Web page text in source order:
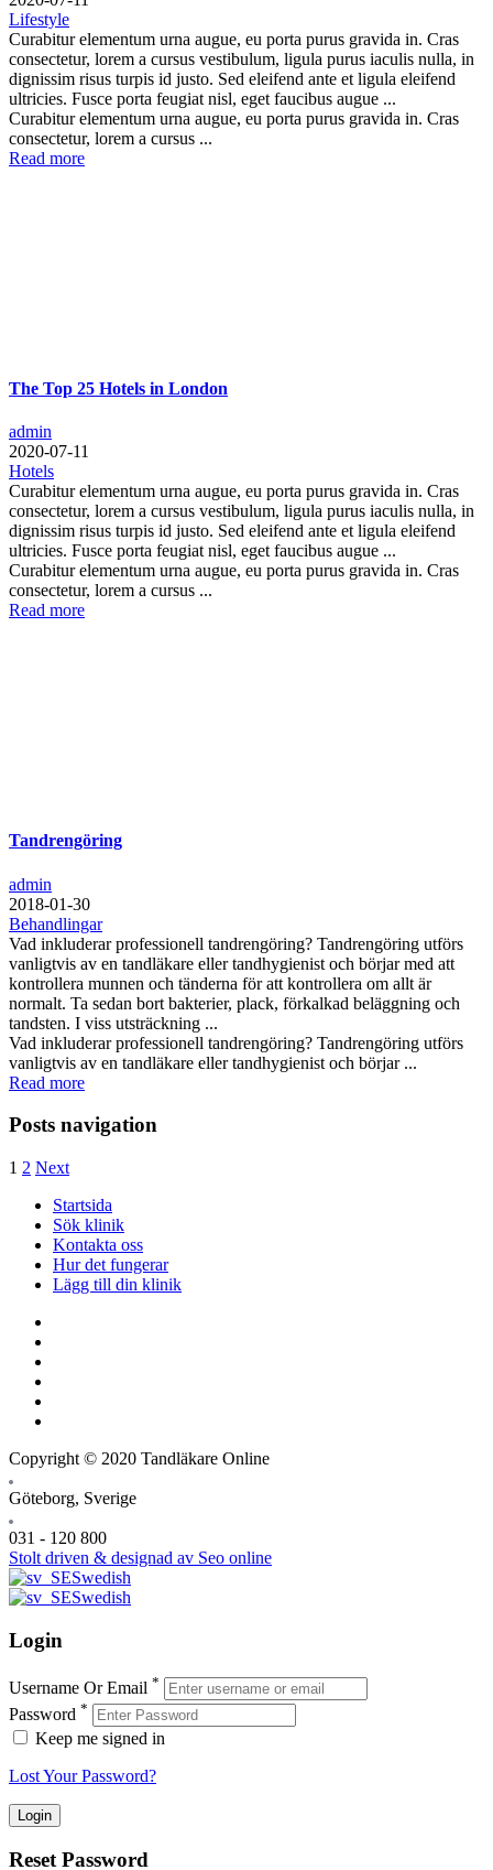
Lifestyle
Curabitur elementum urna augue, eu porta purus gravida in. Cras
consectetur, lorem a cursus vestibulum, ligula purus iaculis nulla, in
dignissim risus turpis id justo. Sed eleifend ante et ligula eleifend
ultricies. Fusce porta feugiat nisl, eget faucibus augue ...
Curabitur elementum urna augue, eu porta purus gravida in. Cras
consectetur, lorem a cursus ...
Read more
The Top 25 Hotels in London
admin
2020-07-11
Hotels
Curabitur elementum urna augue, eu porta purus gravida in. Cras
consectetur, lorem a cursus vestibulum, ligula purus iaculis nulla, in
dignissim risus turpis id justo. Sed eleifend ante et ligula eleifend
ultricies. Fusce porta feugiat nisl, eget faucibus augue ...
Curabitur elementum urna augue, eu porta purus gravida in. Cras
consectetur, lorem a cursus ...
Read more
Tandrengöring
admin
2018-01-30
Behandlingar
Vad inkluderar professionell tandrengöring? Tandrengöring utförs
vanligtvis av en tandläkare eller tandhygienist och börjar med att
kontrollera munnen och tänderna för att kontrollera om allt är
normalt. Ta sedan bort bakterier, plack, förkalkad beläggning och
tandsten. I viss utsträckning ...
Vad inkluderar professionell tandrengöring? Tandrengöring utförs
vanligtvis av en tandläkare eller tandhygienist och börjar ...
Read more
Posts navigation
1 2 Next
Startsida
Sök klinik
Kontakta oss
Hur det fungerar
Lägg till din klinik
Copyright © 2020 Tandläkare Online
Göteborg, Sverige
031 - 120 800
Stolt driven & designad av Seo online
Swedish
Swedish
Login
Username Or Email *
Password *
Keep me signed in
Lost Your Password?
Reset Password